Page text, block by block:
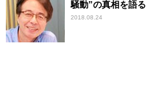
騒動”の真相を語る
2018.08.24